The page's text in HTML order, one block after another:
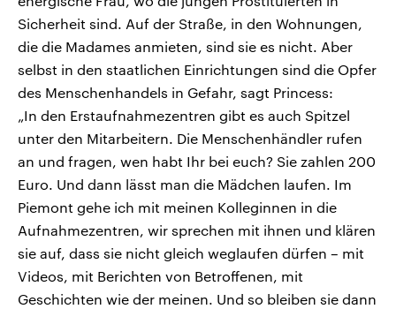
Sicherheit sind. Auf der Straße, in den Wohnungen,
die die Madames anmieten, sind sie es nicht. Aber
selbst in den staatlichen Einrichtungen sind die Opfer
des Menschenhandels in Gefahr, sagt Princess:
„In den Erstaufnahmezentren gibt es auch Spitzel
unter den Mitarbeitern. Die Menschenhändler rufen
an und fragen, wen habt Ihr bei euch? Sie zahlen 200
Euro. Und dann lässt man die Mädchen laufen. Im
Piemont gehe ich mit meinen Kolleginnen in die
Aufnahmezentren, wir sprechen mit ihnen und klären
sie auf, dass sie nicht gleich weglaufen dürfen – mit
Videos, mit Berichten von Betroffenen, mit
Geschichten wie der meinen. Und so bleiben sie dann